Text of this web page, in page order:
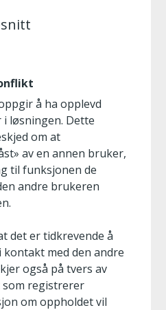
å ha opplevd
løsningen. Dette
om at
av en annen bruker,
til funksjonen de
andre brukeren
det er tidkrevende å
med den andre
også på tvers av
som registrerer
om oppholdet vil